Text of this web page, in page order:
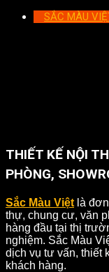
SẮC MÀU
THIẾT KẾ NỘI
PHÒNG,
Sắc Màu Việt là
thự, chung cư, văn
hàng đầu tại thị
nghiệm. Sắc Màu
dịch vụ tư vấn, thiết
khách hàng.